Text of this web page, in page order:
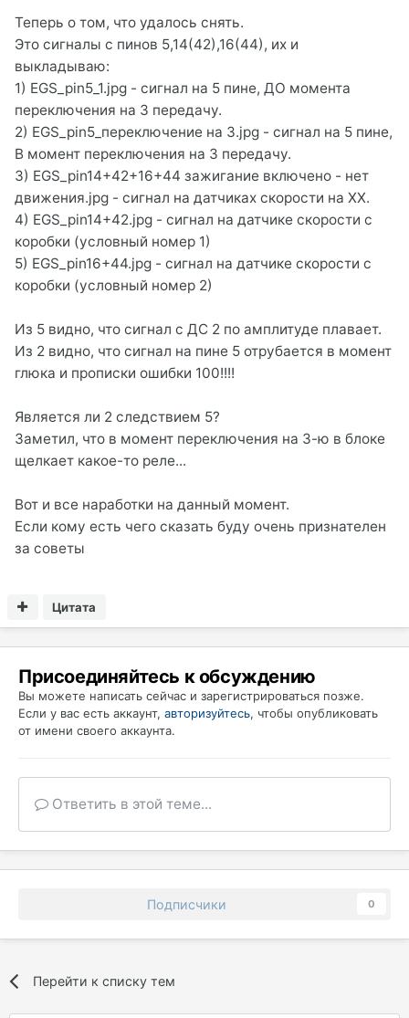
Теперь о том, что удалось снять.
Это сигналы с пинов 5,14(42),16(44), их и
выкладываю:
1) EGS_pin5_1.jpg - сигнал на 5 пине, ДО момента
переключения на 3 передачу.
2) EGS_pin5_переключение на 3.jpg - сигнал на 5 пине,
В момент переключения на 3 передачу.
3) EGS_pin14+42+16+44 зажигание включено - нет
движения.jpg - сигнал на датчиках скорости на ХХ.
4) EGS_pin14+42.jpg - сигнал на датчике скорости с
коробки (условный номер 1)
5) EGS_pin16+44.jpg - сигнал на датчике скорости с
коробки (условный номер 2)
Из 5 видно, что сигнал с ДС 2 по амплитуде плавает.
Из 2 видно, что сигнал на пине 5 отрубается в момент
глюка и прописки ошибки 100!!!!
Является ли 2 следствием 5?
Заметил, что в момент переключения на 3-ю в блоке
щелкает какое-то реле...
Вот и все наработки на данный момент.
Если кому есть чего сказать буду очень признателен
за советы
Цитата
Присоединяйтесь к обсуждению
Вы можете написать сейчас и зарегистрироваться позже.
Если у вас есть аккаунт, авторизуйтесь, чтобы опубликовать
от имени своего аккаунта.
Ответить в этой теме...
Подписчики 0
Перейти к списку тем